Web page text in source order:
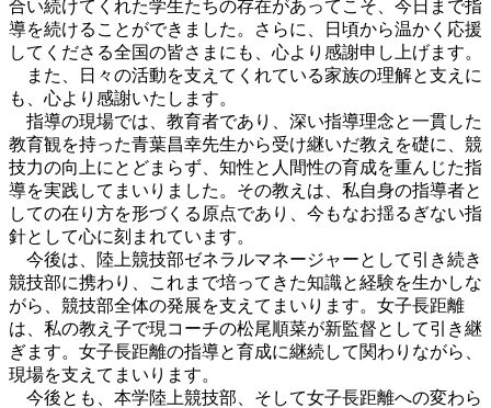
合い続けてくれた学生たちの存在があってこそ、今日まで指
導を続けることができました。さらに、日頃から温かく応援
してくださる全国の皆さまにも、心より感謝申し上げます。
また、日々の活動を支えてくれている家族の理解と支えに
も、心より感謝いたします。
指導の現場では、教育者であり、深い指導理念と一貫した
教育観を持った青葉昌幸先生から受け継いだ教えを礎に、競
技力の向上にとどまらず、知性と人間性の育成を重んじた指
導を実践してまいりました。その教えは、私自身の指導者と
しての在り方を形づくる原点であり、今もなお揺るぎない指
針として心に刻まれています。
今後は、陸上競技部ゼネラルマネージャーとして引き続き
競技部に携わり、これまで培ってきた知識と経験を生かしな
がら、競技部全体の発展を支えてまいります。女子長距離
は、私の教え子で現コーチの松尾順菜が新監督として引き継
ぎます。女子長距離の指導と育成に継続して関わりながら、
現場を支えてまいります。
今後とも、本学陸上競技部、そして女子長距離への変わら